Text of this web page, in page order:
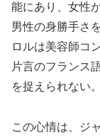
能にあり、女性
男性の身勝手さ
ロルは美容師コ
片言のフランス
を捉えられない。
この心情は、ジ